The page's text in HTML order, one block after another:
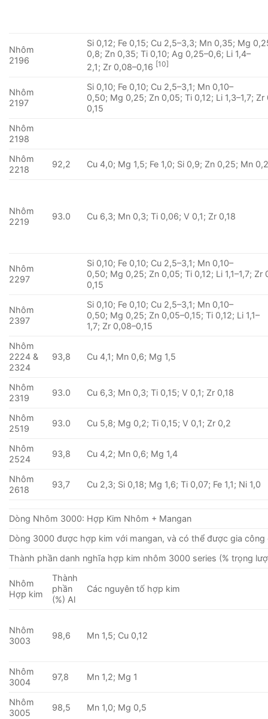
Nhôm
2196
Si 0,12; Fe 0,15; Cu 2,5–3,3; Mn 0,35; Mg
0,8; Zn 0,35; Ti 0,10; Ag 0,25–0,6; Li 1,4–
2,1; Zr 0,08–0,16 [10]
Nhôm
2197
Si 0,10; Fe 0,10; Cu 2,5–3,1; Mn 0,10–
0,50; Mg 0,25; Zn 0,05; Ti 0,12; Li 1,3–1,7; Zr
0,15
Nhôm
2198
Nhôm
2218
92,2 Cu 4,0; Mg 1,5; Fe 1,0; Si 0,9; Zn 0,25; Mn
Nhôm
2219
93.0 Cu 6,3; Mn 0,3; Ti 0,06; V 0,1; Zr 0,18
Nhôm
2297
Si 0,10; Fe 0,10; Cu 2,5–3,1; Mn 0,10–
0,50; Mg 0,25; Zn 0,05; Ti 0,12; Li 1,1–1,7; Zr
0,15
Nhôm
2397
Si 0,10; Fe 0,10; Cu 2,5–3,1; Mn 0,10–
0,50; Mg 0,25; Zn 0,05–0,15; Ti 0,12; Li 1,1–
1,7; Zr 0,08–0,15
Nhôm
2224 &
2324
93,8 Cu 4,1; Mn 0,6; Mg 1,5
Nhôm
2319
93.0 Cu 6,3; Mn 0,3; Ti 0,15; V 0,1; Zr 0,18
Nhôm
2519
93.0 Cu 5,8; Mg 0,2; Ti 0,15; V 0,1; Zr 0,2
Nhôm
2524
93,8 Cu 4,2; Mn 0,6; Mg 1,4
Nhôm
2618
93,7 Cu 2,3; Si 0,18; Mg 1,6; Ti 0,07; Fe 1,1; Ni 1,0
Dòng Nhôm 3000: Hợp Kim Nhôm + Mangan
Dòng 3000 được hợp kim với mangan, và có thể được gia công
Thành phần danh nghĩa hợp kim nhôm 3000 series (% trọng
Nhôm
Hợp kim
Thành
phần
(%) Al
Các nguyên tố hợp kim
Nhôm
3003
98,6 Mn 1,5; Cu 0,12
Nhôm
3004
97,8 Mn 1,2; Mg 1
Nhôm
3005
98,5 Mn 1,0; Mg 0,5